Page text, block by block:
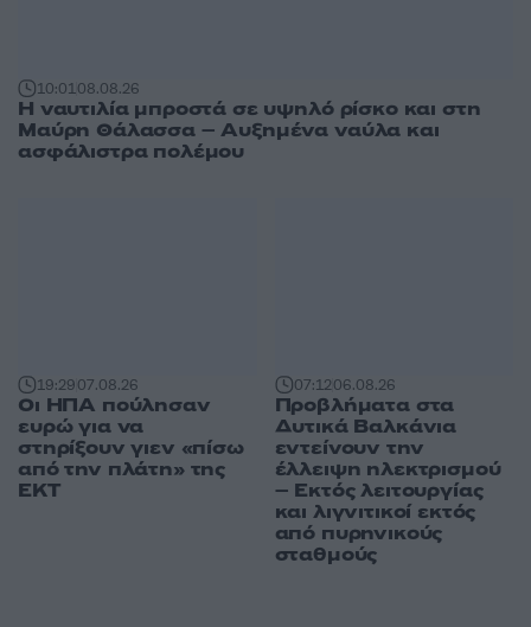
10:0108.08.26
Η ναυτιλία μπροστά σε υψηλό ρίσκο και στη
Μαύρη Θάλασσα – Αυξημένα ναύλα και
ασφάλιστρα πολέμου
19:2907.08.26
Οι ΗΠΑ πούλησαν
ευρώ για να
στηρίξουν γιεν «πίσω
από την πλάτη» της
ΕΚΤ
07:1206.08.26
Προβλήματα στα
Δυτικά Βαλκάνια
εντείνουν την
έλλειψη ηλεκτρισμού
– Εκτός λειτουργίας
και λιγνιτικοί εκτός
από πυρηνικούς
σταθμούς